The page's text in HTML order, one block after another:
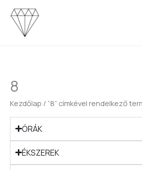
Skip
content
8
Kezdőlap / “8” címkével rendelkező
ÓRÁK
ÉKSZEREK